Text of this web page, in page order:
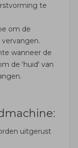
te
om de
wanneer de
de 'huid' van
uitgerust